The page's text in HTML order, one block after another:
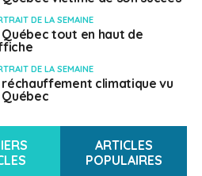
moins hiérarchisé
DE LA SEMAINE
Québec tout en haut de
DE LA SEMAINE
réchauffement climatique vu
Québec
ARTICLES
POPULAIRES